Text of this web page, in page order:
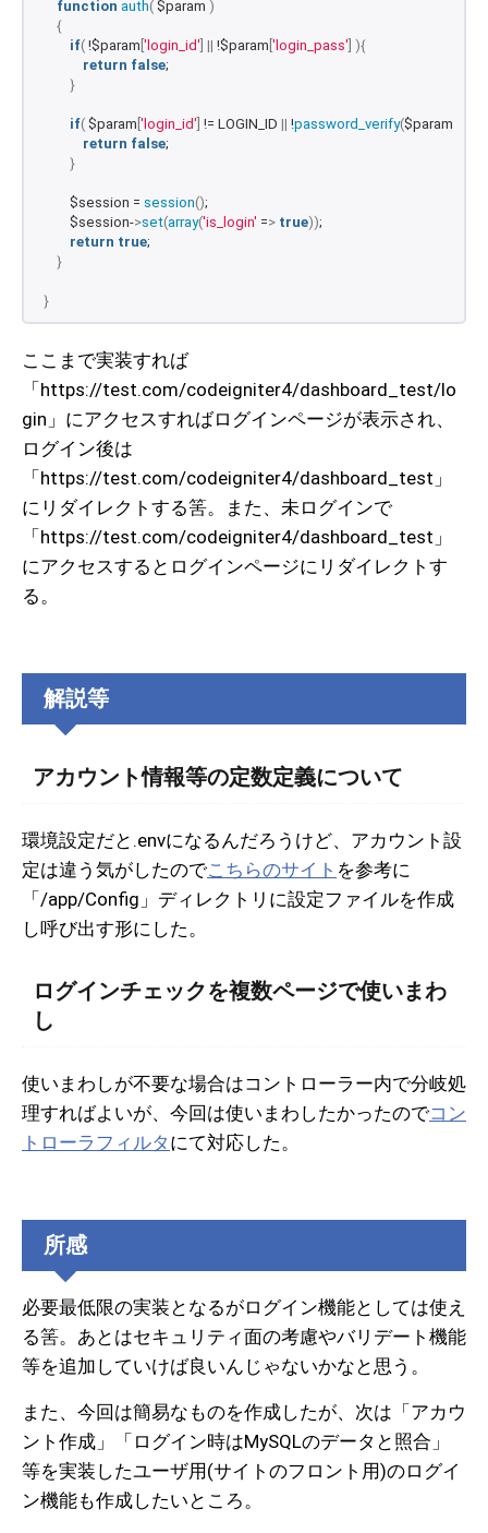
function auth( $param )
{
if( !$param 'login_id' || !$param 'login_pass' ){
return false;
}
if( $param 'login_id' != LOGIN_ID || !password_verify($param
return false;
}
        $session =
session();
        $session-
>set(array('is_login' => true));
return true;
}
}
ここまで実装すれば
「https://test.com/codeigniter4/dashboard_test/lo
gin」にアクセスすればログインページが表示され、
ログイン後は
「https://test.com/codeigniter4/dashboard_test」
にリダイレクトする筈。また、未ログインで
「https://test.com/codeigniter4/dashboard_test」
にアクセスするとログインページにリダイレクトす
る。
解説等
アカウント情報等の定数定義について
環境設定だと.envになるんだろうけど、アカウント設
定は違う気がしたのでこちらのサイト を参考に
「/app/Config」ディレクトリに設定ファイルを作成
し呼び出す形にした。
ログインチェックを複数ページで使いまわ
し
使いまわしが不要な場合はコントローラー内で分岐処
理すればよいが、今回は使いまわしたかったのでコン
トローラフィルタ にて対応した。
所感
必要最低限の実装となるがログイン機能としては使え
る筈。あとはセキュリティ面の考慮やバリデート機能
等を追加していけば良いんじゃないかなと思う。
また、今回は簡易なものを作成したが、次は「アカウ
ント作成」「ログイン時はMySQLのデータと照合」
等を実装したユーザ用(サイトのフロント用)のログイ
ン機能も作成したいところ。